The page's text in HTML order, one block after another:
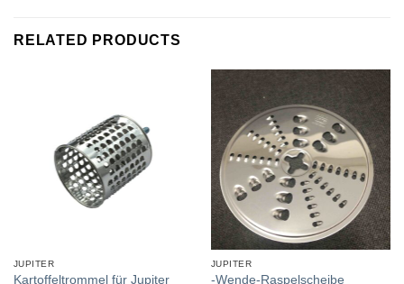
RELATED PRODUCTS
JUPITER
Kartoffeltrommel für Jupiter
JUPITER
-Wende-Raspelscheibe